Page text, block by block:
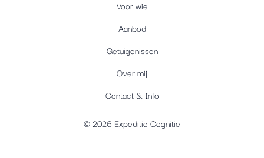
Voor wie
Aanbod
Getuigenissen
Over mij
Contact & Info
© 2026 Expeditie Cognitie